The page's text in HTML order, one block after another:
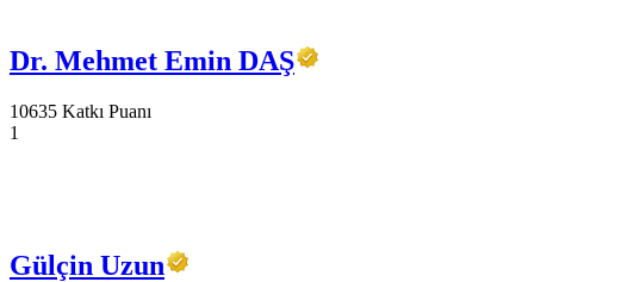
Dr. Mehmet Emin DAŞ
10635 Katkı Puanı
1
Gülçin Uzun